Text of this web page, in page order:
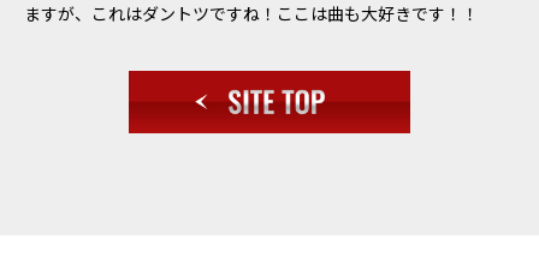
ますが、これはダントツですね！ここは曲も大好きです！！